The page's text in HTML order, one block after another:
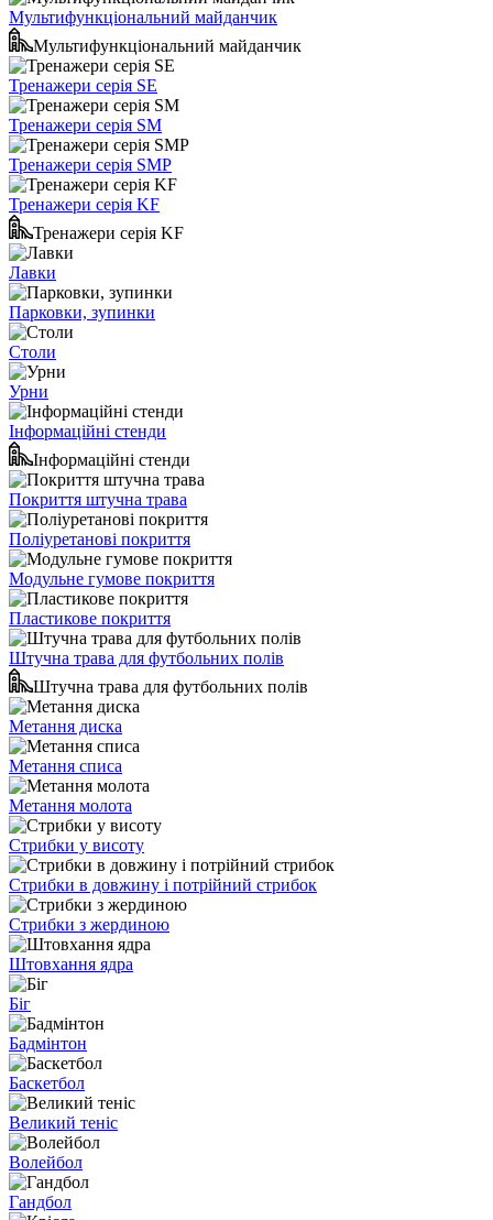
Мультифункціональний майданчик
Мультифункціональний майданчик
Тренажери серія SE
Тренажери серія SM
Тренажери серія SMP
Тренажери серія KF
Тренажери серія KF
Лавки
Парковки, зупинки
Столи
Урни
Інформаційні стенди
Інформаційні стенди
Покриття штучна трава
Поліуретанові покриття
Модульне гумове покриття
Пластикове покриття
Штучна трава для футбольних полів
Штучна трава для футбольних полів
Метання диска
Метання списа
Метання молота
Стрибки у висоту
Стрибки в довжину і потрійний стрибок
Стрибки з жердиною
Штовхання ядра
Біг
Бадмінтон
Баскетбол
Великий теніс
Волейбол
Гандбол